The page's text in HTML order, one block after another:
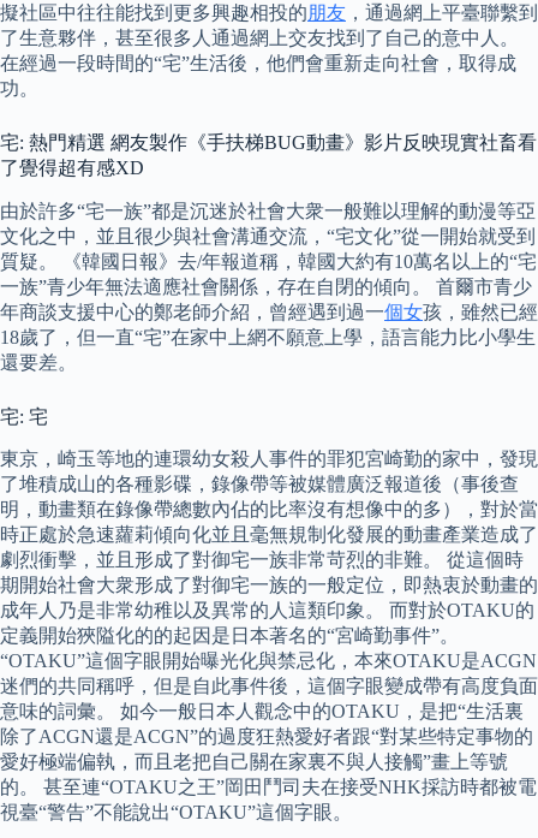
擬社區中往往能找到更多興趣相投的朋友 ，通過網上平臺聯繫到
了生意夥伴，甚至很多人通過網上交友找到了自己的意中人。
在經過一段時間的“宅”生活後，他們會重新走向社會，取得成
功。
宅: 熱門精選 網友製作《手扶梯BUG動畫》影片反映現實社畜看
了覺得超有感XD
由於許多“宅一族”都是沉迷於社會大衆一般難以理解的動漫等亞
文化之中，並且很少與社會溝通交流，“宅文化”從一開始就受到
質疑。 《韓國日報》去/年報道稱，韓國大約有10萬名以上的“宅
一族”青少年無法適應社會關係，存在自閉的傾向。 首爾市青少
年商談支援中心的鄭老師介紹，曾經遇到過一個女孩，雖然已經
18歲了，但一直“宅”在家中上網不願意上學，語言能力比小學生
還要差。
宅: 宅
東京，崎玉等地的連環幼女殺人事件的罪犯宮崎勤的家中，發現
了堆積成山的各種影碟，錄像帶等被媒體廣泛報道後（事後查
明，動畫類在錄像帶總數內佔的比率沒有想像中的多），對於當
時正處於急速蘿莉傾向化並且毫無規制化發展的動畫產業造成了
劇烈衝擊，並且形成了對御宅一族非常苛烈的非難。 從這個時
期開始社會大衆形成了對御宅一族的一般定位，即熱衷於動畫的
成年人乃是非常幼稚以及異常的人這類印象。 而對於OTAKU的
定義開始狹隘化的的起因是日本著名的“宮崎勤事件”。
“OTAKU”這個字眼開始曝光化與禁忌化，本來OTAKU是ACGN
迷們的共同稱呼，但是自此事件後，這個字眼變成帶有高度負面
意味的詞彙。 如今一般日本人觀念中的OTAKU，是把“生活裏
除了ACGN還是ACGN”的過度狂熱愛好者跟“對某些特定事物的
愛好極端偏執，而且老把自己關在家裏不與人接觸”畫上等號
的。 甚至連“OTAKU之王”岡田鬥司夫在接受NHK採訪時都被電
視臺“警告”不能說出“OTAKU”這個字眼。